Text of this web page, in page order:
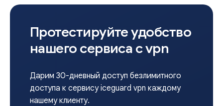
Протестируйте удобство
нашего сервиса с vpn
Дарим 30-дневный доступ безлимитного
доступа к сервису iceguard vpn каждому
нашему клиенту.